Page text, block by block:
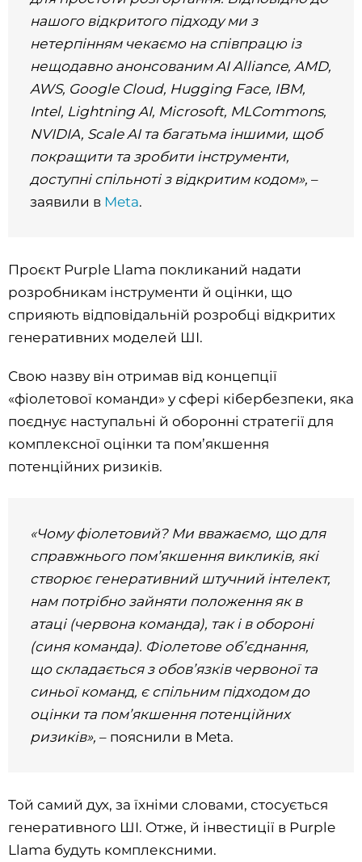
нашого відкритого підходу ми з
нетерпінням чекаємо на співпрацю із
нещодавно анонсованим AI Alliance, AMD,
AWS, Google Cloud, Hugging Face, IBM,
Intel, Lightning AI, Microsoft, MLCommons,
NVIDIA, Scale AI та багатьма іншими, щоб
покращити та зробити інструменти,
доступні спільноті з відкритим кодом»,–
заявили в Meta.
Проєкт Purple Llama покликаний надати
розробникам інструменти й оцінки, що
сприяють відповідальній розробці відкритих
генеративних моделей ШІ.
Свою назву він отримав від концепції
«фіолетової команди» у сфері кібербезпеки, яка
поєднує наступальні й оборонні стратегії для
комплексної оцінки та пом’якшення
потенційних ризиків.
«Чому фіолетовий? Ми вважаємо, що для
справжнього пом’якшення викликів, які
створює генеративний штучний інтелект,
нам потрібно зайняти положення як в
атаці (червона команда), так і в обороні
(синя команда). Фіолетове об’єднання,
що складається з обов’язків червоної та
синьої команд, є спільним підходом до
оцінки та пом’якшення потенційних
ризиків»,– пояснили в Meta.
Той самий дух, за їхніми словами, стосується
генеративного ШІ. Отже, й інвестиції в Purple
Llama будуть комплексними.